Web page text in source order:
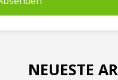
NEUESTE